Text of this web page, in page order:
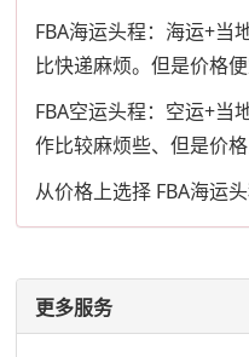
FBA海运头程：海运+当
比快递麻烦。但是价格
FBA空运头程：空运+当
作比较麻烦些、但是价
从价格上选择 FBA海运
更多服务